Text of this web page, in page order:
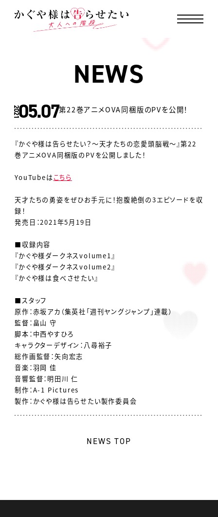
MENU CLOSE
NEWS
202105.07第22巻アニメOVA同梱版のPVを公開！
『かぐや様は告らせたい？～天才たちの恋愛頭脳戦～』第22
巻アニメOVA同梱版のPVを公開しました！
YouTubeはこちら
天才たちの勇姿をぜひお手元に！抱腹絶倒の3エピソードを収
録！
発売日：2021年5月19日
■収録内容
『かぐや様ダークネスvolume1』
『かぐや様ダークネスvolume2』
『かぐや様は食べさせたい』
■スタッフ
原作：赤坂アカ（集英社「週刊ヤングジャンプ」連載）
監督：畠山 守
脚本：中西やすひろ
キャラクターデザイン：八尋裕子
総作画監督：矢向宏志
音楽：羽岡 佳
音響監督：明田川 仁
制作：A-1 Pictures
製作：かぐや様は告らせたい製作委員会
NEWS TOP